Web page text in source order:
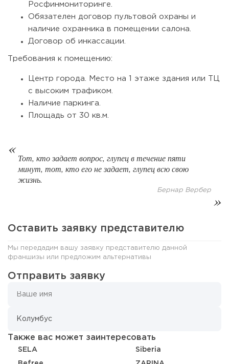
165
Coffee Way приступил к масштабированию собственной
От стартапа за 30 тысяч рублей до бизнеса стоимостью
Росфинмониторинге.
Обязателен договор пультовой охраны и
наличие охранника в помещении салона.
Договор об инкассации.
Требования к помещению:
Центр города. Место на 1 этаже здания или ТЦ
с высоким трафиком.
Наличие паркинга.
Площадь от 30 кв.м.
Тот, кто задает вопрос, глупец в течение пяти
минут, тот, кто его не задает, глупец всю свою
жизнь.
Бернар Вербер
Оставить заявку представителю
Мы передадим вашу заявку представителю данной
франшизы или предложим альтернативы
Отправить заявку
Также вас может заинтересовать
SELA Siberia